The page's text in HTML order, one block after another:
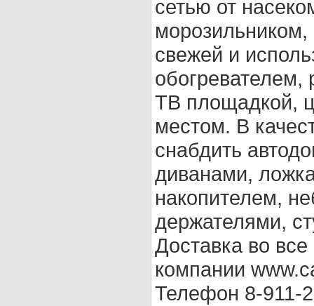
сетью от
свежей и
ТВ площадкой,
местом. В
снабдить
диванами,
накопителем,
держателями,
Доставка во
компании
Телефон 8-911-